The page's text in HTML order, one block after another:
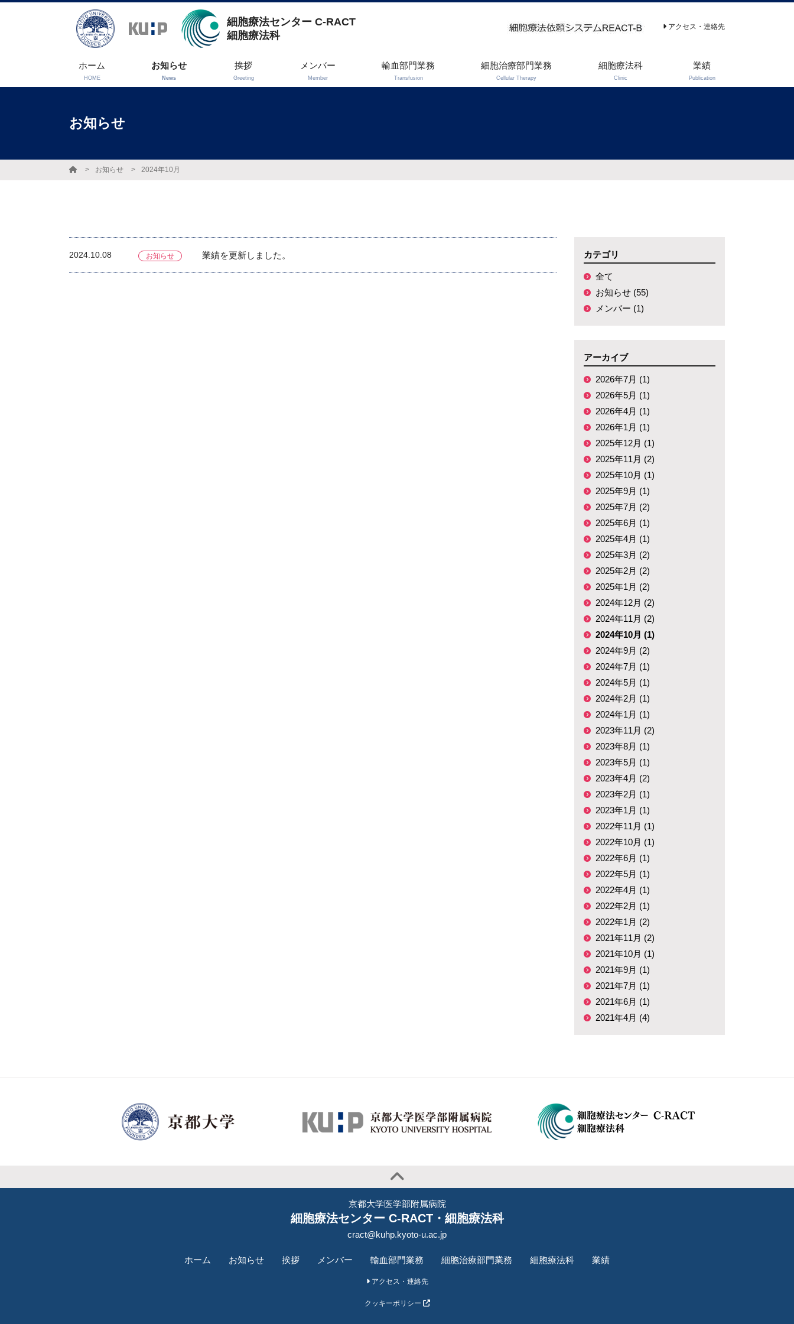
細胞療法センター C-RACT
細胞療法科
アクセス・連絡先
ホーム
HOME
お知らせ
News
挨拶
Greeting
メンバー
Member
輸血部門業務
Transfusion
細胞治療部門業務
Cellular Therapy
細胞療法科
Clinic
業績
Publication
お知らせ
お知らせ 2024年10月
2024.10.08 お知らせ 業績を更新しました。 カテゴリ
全て
お知らせ (55)
メンバー (1)
アーカイブ
2026年7月 (1)
2026年5月 (1)
2026年4月 (1)
2026年1月 (1)
2025年12月 (1)
2025年11月 (2)
2025年10月 (1)
2025年9月 (1)
2025年7月 (2)
2025年6月 (1)
2025年4月 (1)
2025年3月 (2)
2025年2月 (2)
2025年1月 (2)
2024年12月 (2)
2024年11月 (2)
2024年10月 (1)
2024年9月 (2)
2024年7月 (1)
2024年5月 (1)
2024年2月 (1)
2024年1月 (1)
2023年11月 (2)
2023年8月 (1)
2023年5月 (1)
2023年4月 (2)
2023年2月 (1)
2023年1月 (1)
2022年11月 (1)
2022年10月 (1)
2022年6月 (1)
2022年5月 (1)
2022年4月 (1)
2022年2月 (1)
2022年1月 (2)
2021年11月 (2)
2021年10月 (1)
2021年9月 (1)
2021年7月 (1)
2021年6月 (1)
2021年4月 (4)
京都大学医学部附属病院
細胞療法センター C-RACT・細胞療法科
cract@kuhp.kyoto-u.ac.jp
ホーム お知らせ 挨拶 メンバー 輸血部門業務 細胞治療部門業務 細胞療法科 業績
アクセス・連絡先
クッキーポリシー